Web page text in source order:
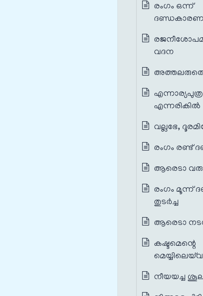
രംഗം ഒന്ന്
വദന
എന്നരികിൽ
വല്ലഭേ,
രംഗം രണ്ട്
ആരെടാ
രംഗം മൂന്ന്
തുടർച്ച
ആരെടാ
കഷ്ടമെന്റെ
നീയയച്ച